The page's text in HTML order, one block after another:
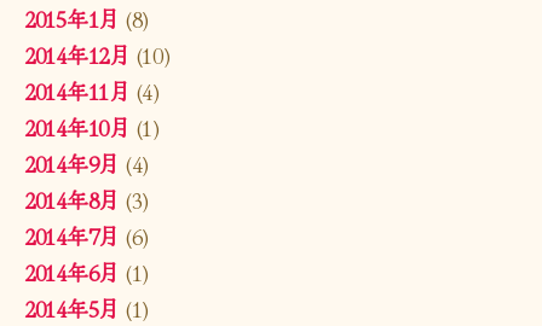
2015年1月 (8)
2014年12月 (10)
2014年11月 (4)
2014年10月 (1)
2014年9月 (4)
2014年8月 (3)
2014年7月 (6)
2014年6月 (1)
2014年5月 (1)